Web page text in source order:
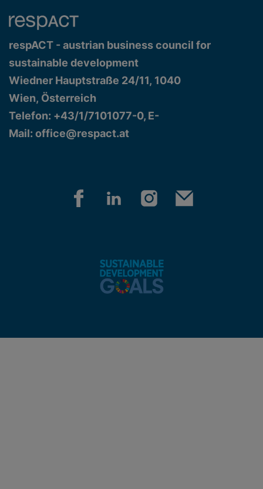
respACT - austrian business council for
sustainable development
Wiedner Hauptstraße 24/11, 1040
Wien, Österreich
Telefon: +43/1/7101077-0, E-
Mail: office@respact.at